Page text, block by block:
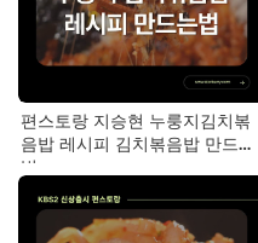
편스토랑 지승현 누룽지김치볶
음밥 레시피 김치볶음밥 만드는
법